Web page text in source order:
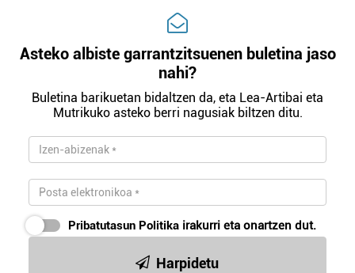
Asteko albiste garrantzitsuenen buletina jaso
nahi?
Buletina barikuetan bidaltzen da, eta Lea-Artibai eta
Mutrikuko asteko berri nagusiak biltzen ditu.
Pribatutasun Politika irakurri eta onartzen dut.
Harpidetu